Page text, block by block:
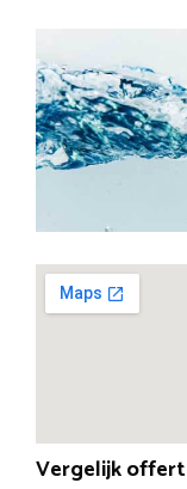
Vergelijk